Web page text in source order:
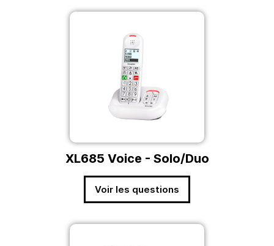
XL685 Voice - Solo/Duo
Voir les questions